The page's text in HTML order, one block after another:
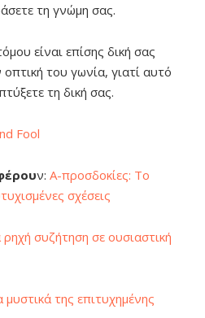
τη γνώμη σας.
είναι επίσης δική σας
του γωνία, γιατί αυτό
τη δική σας.
Fool
ν: A-προσδοκίες: Το
σχέσεις
συζήτηση σε ουσιαστική
της επιτυχημένης